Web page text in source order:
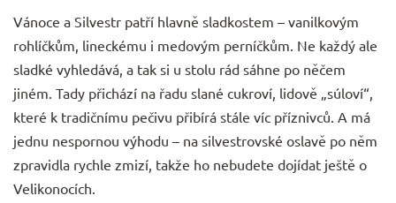
Vánoce a Silvestr patří hlavně sladkostem – vanilkovým
rohlíčkům, lineckému i medovým perníčkům. Ne každý ale
sladké vyhledává, a tak si u stolu rád sáhne po něčem
jiném. Tady přichází na řadu slané cukroví, lidově „súloví“,
které k tradičnímu pečivu přibírá stále víc příznivců. A má
jednu nespornou výhodu – na silvestrovské oslavě po něm
zpravidla rychle zmizí, takže ho nebudete dojídat ještě o
Velikonocích.